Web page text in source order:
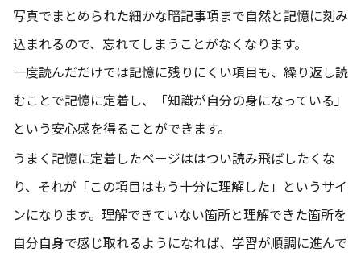
写真でまとめられた細かな暗記事項まで自然と記憶に刻み
込まれるので、忘れてしまうことがなくなります。
一度読んだだけでは記憶に残りにくい項目も、繰り返し読
むことで記憶に定着し、「知識が自分の身になっている」
という安心感を得ることができます。
うまく記憶に定着したページははつい読み飛ばしたくな
り、それが「この項目はもう十分に理解した」というサイ
ンになります。理解できていない箇所と理解できた箇所を
自分自身で感じ取れるようになれば、学習が順調に進んで